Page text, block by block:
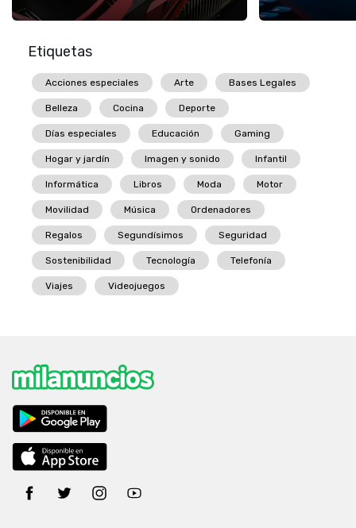
Etiquetas
Acciones especiales Arte Bases Legales
Belleza Cocina Deporte
Días especiales Educación Gaming
Hogar y jardín Imagen y sonido Infantil
Informática Libros Moda Motor
Movilidad Música Ordenadores
Regalos Segundísimos Seguridad
Sostenibilidad Tecnología Telefonía
Viajes Videojuegos